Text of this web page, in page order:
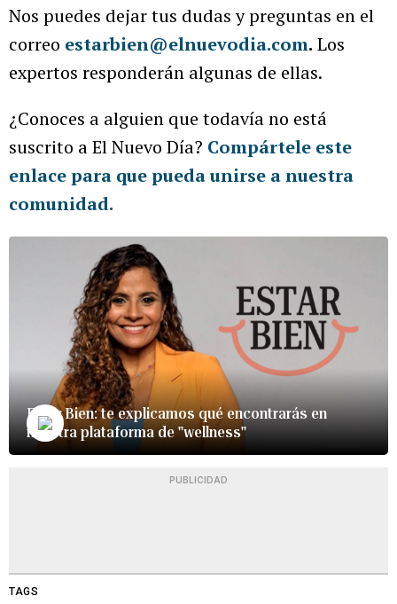
Nos puedes dejar tus dudas y preguntas en el
correo estarbien@elnuevodia.com. Los
expertos responderán algunas de ellas.
¿Conoces a alguien que todavía no está
suscrito a El Nuevo Día? Compártele este
enlace para que pueda unirse a nuestra
comunidad.
Estar Bien: te explicamos qué encontrarás en
nuestra plataforma de "wellness"
PUBLICIDAD
TAGS